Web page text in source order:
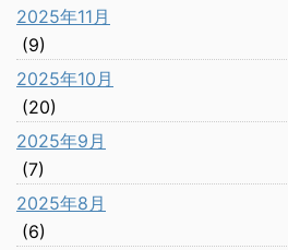
2025年11月
(9)
2025年10月
(20)
2025年9月
(7)
2025年8月
(6)